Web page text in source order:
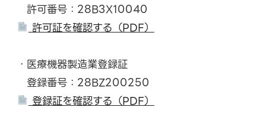
許可番号：28B3X10040
許可証を確認する（PDF）
・医療機器製造業登録証
登録番号：28BZ200250
登録証を確認する（PDF）